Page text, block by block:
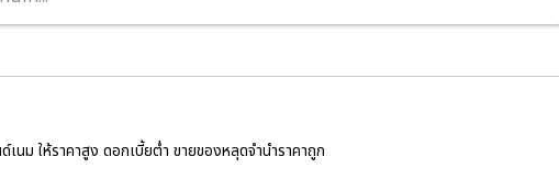
ม ให้ราคาสูง ดอกเบี้ยต่ำ ขายของหลุดจำนำราคาถูก